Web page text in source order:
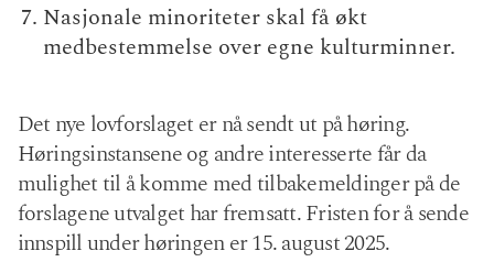
Nasjonale minoriteter skal få økt
medbestemmelse over egne kulturminner.
Det nye lovforslaget er nå sendt ut på høring.
Høringsinstansene og andre interesserte får da
mulighet til å komme med tilbakemeldinger på de
forslagene utvalget har fremsatt. Fristen for å sende
innspill under høringen er 15. august 2025.